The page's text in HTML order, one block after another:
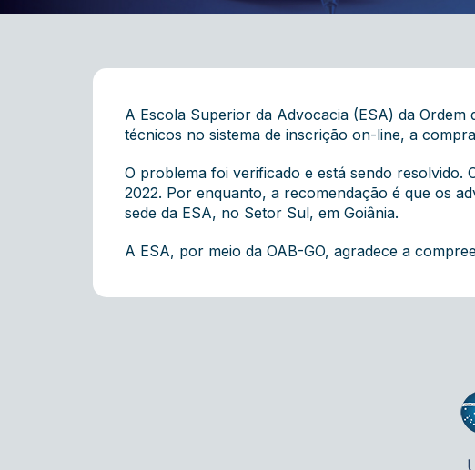
A Escola Superior da Advocacia (ESA) da
técnicos no sistema de inscrição on-line, a
O problema foi verificado e está sendo
2022. Por enquanto, a recomendação é que os
sede da ESA, no Setor Sul, em Goiânia.
A ESA, por meio da OAB-GO, agradece a